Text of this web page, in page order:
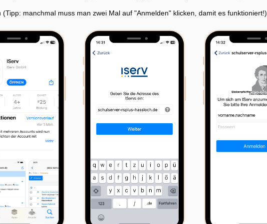
(Tipp: manchmal muss man zwei Mal auf "Anmelden" klicken, damit es funktioniert!)